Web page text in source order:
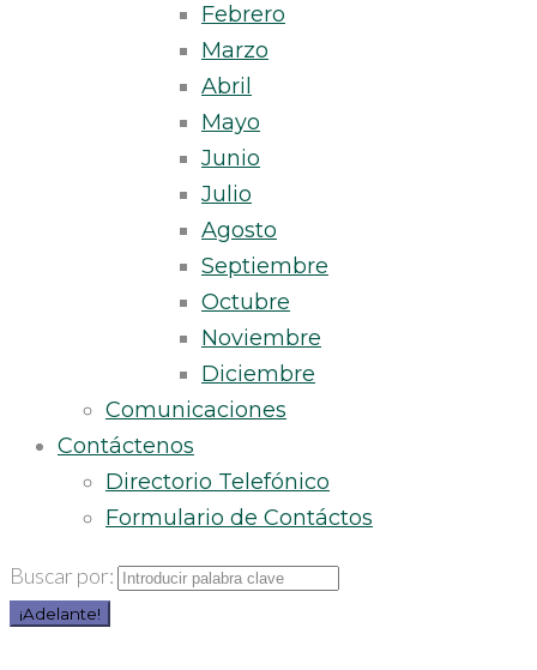
Febrero
Marzo
Abril
Mayo
Junio
Julio
Agosto
Septiembre
Octubre
Noviembre
Diciembre
Comunicaciones
Contáctenos
Directorio Telefónico
Formulario de Contáctos
Buscar por:
¡Adelante!